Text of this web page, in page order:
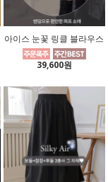
아이스 눈꽃 링클 블라우스
39,600원